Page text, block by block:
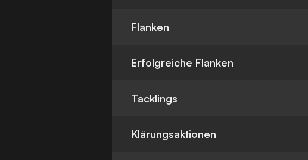
Flanken
Erfolgreiche Flanken
Tacklings
Klärungsaktionen